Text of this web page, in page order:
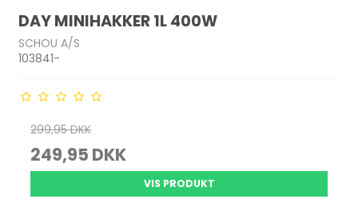
DAY MINIHAKKER 1L 400W
SCHOU A/S
103841-
299,95 DKK
249,95 DKK
VIS PRODUKT